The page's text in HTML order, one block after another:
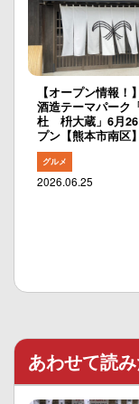
【オープン情報！
酒造テーマパーク
杜 枡大蔵」6月
プン【熊本市南区】
グルメ
2026.06.25
あわせて読